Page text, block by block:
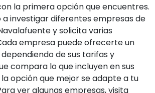
la primera opción que encuentres.
investigar diferentes empresas de
y solicita varias
empresa puede ofrecerte un
de sus tarifas y
compara lo que incluyen en sus
opción que mejor se adapte a tu
ver algunas empresas, visita